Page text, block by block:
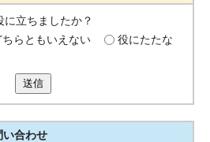
に立ちましたか？
ちらともいえない
役にたたな
送信
い合わせ